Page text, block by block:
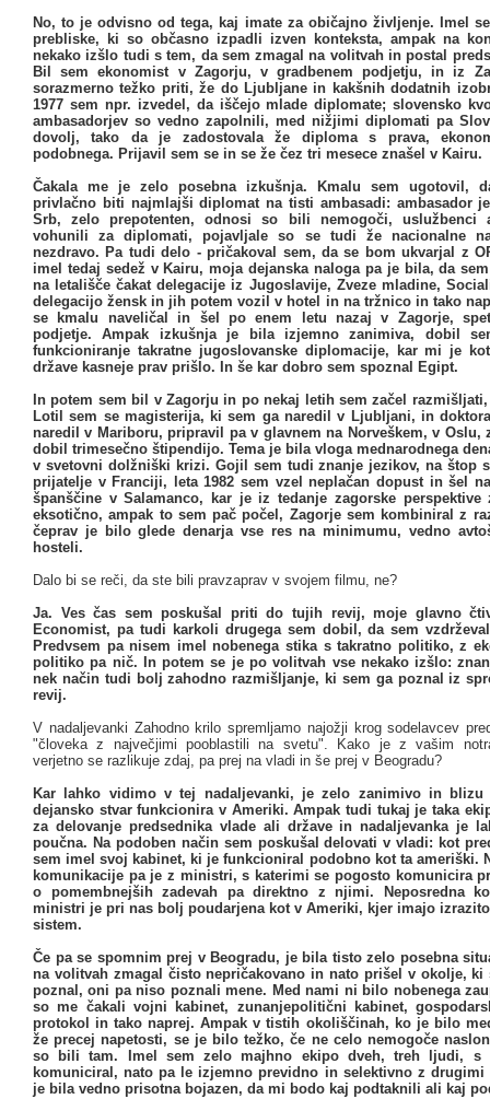
No, to je odvisno od tega, kaj imate za običajno življenje. Imel
prebliske, ki so občasno izpadli izven konteksta, ampak na
nekako izšlo tudi s tem, da sem zmagal na volitvah in postal
Bil sem ekonomist v Zagorju, v gradbenem podjetju, in iz
sorazmerno težko priti, že do Ljubljane in kakšnih dodatnih
1977 sem npr. izvedel, da iščejo mlade diplomate; slovensko
ambasadorjev so vedno zapolnili, med nižjimi diplomati pa
dovolj, tako da je zadostovala že diploma s prava,
podobnega. Prijavil sem se in se že čez tri mesece znašel v Kairu.
Čakala me je zelo posebna izkušnja. Kmalu sem ugotovil,
privlačno biti najmlajši diplomat na tisti ambasadi: ambasador
Srb, zelo prepotenten, odnosi so bili nemogoči, uslužbenci
vohunili za diplomati, pojavljale so se tudi že nacionalne
nezdravo. Pa tudi delo - pričakoval sem, da se bom ukvarjal z
imel tedaj sedež v Kairu, moja dejanska naloga pa je bila, da
na letališče čakat delegacije iz Jugoslavije, Zveze mladine,
delegacijo žensk in jih potem vozil v hotel in na tržnico in tako
se kmalu naveličal in šel po enem letu nazaj v Zagorje,
podjetje. Ampak izkušnja je bila izjemno zanimiva, dobil
funkcioniranje takratne jugoslovanske diplomacije, kar mi je
države kasneje prav prišlo. In še kar dobro sem spoznal Egipt.
In potem sem bil v Zagorju in po nekaj letih sem začel
Lotil sem se magisterija, ki sem ga naredil v Ljubljani, in
naredil v Mariboru, pripravil pa v glavnem na Norveškem, v Oslu,
dobil trimesečno štipendijo. Tema je bila vloga mednarodnega
v svetovni dolžniški krizi. Gojil sem tudi znanje jezikov, na štop
prijatelje v Franciji, leta 1982 sem vzel neplačan dopust in šel
španščine v Salamanco, kar je iz tedanje zagorske perspektive
eksotično, ampak to sem pač počel, Zagorje sem kombiniral z
čeprav je bilo glede denarja vse res na minimumu, vedno
hosteli.
Dalo bi se reči, da ste bili pravzaprav v svojem filmu, ne?
Ja. Ves čas sem poskušal priti do tujih revij, moje glavno
Economist, pa tudi karkoli drugega sem dobil, da sem
Predvsem pa nisem imel nobenega stika s takratno politiko, z
politiko pa nič. In potem se je po volitvah vse nekako izšlo:
nek način tudi bolj zahodno razmišljanje, ki sem ga poznal iz
revij.
V nadaljevanki Zahodno krilo spremljamo najožji krog sodelavcev
"človeka z največjimi pooblastili na svetu". Kako je z vašim
verjetno se razlikuje zdaj, pa prej na vladi in še prej v Beogradu?
Kar lahko vidimo v tej nadaljevanki, je zelo zanimivo in blizu
dejansko stvar funkcionira v Ameriki. Ampak tudi tukaj je taka
za delovanje predsednika vlade ali države in nadaljevanka je
poučna. Na podoben način sem poskušal delovati v vladi: kot
sem imel svoj kabinet, ki je funkcioniral podobno kot ta ameriški.
komunikacije pa je z ministri, s katerimi se pogosto komunicira
o pomembnejših zadevah pa direktno z njimi. Neposredna
ministri je pri nas bolj poudarjena kot v Ameriki, kjer imajo
sistem.
Če pa se spomnim prej v Beogradu, je bila tisto zelo posebna
na volitvah zmagal čisto nepričakovano in nato prišel v okolje, ki
poznal, oni pa niso poznali mene. Med nami ni bilo nobenega
so me čakali vojni kabinet, zunanjepolitični kabinet,
protokol in tako naprej. Ampak v tistih okoliščinah, ko je bilo
že precej napetosti, se je bilo težko, če ne celo nemogoče
so bili tam. Imel sem zelo majhno ekipo dveh, treh ljudi, s
komuniciral, nato pa le izjemno previdno in selektivno z drugimi
je bila vedno prisotna bojazen, da mi bodo kaj podtaknili ali kaj